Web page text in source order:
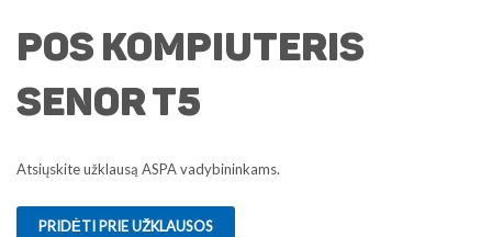
POS kompiuteris
Senor T5
Atsiųskite užklausą ASPA vadybininkams.
PRIDĖTI PRIE UŽKLAUSOS